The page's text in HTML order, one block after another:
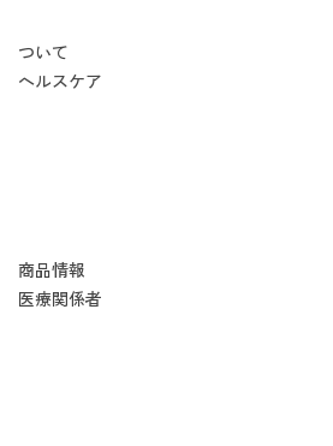
ついて
ヘルスケア
商品情報
医療関係者